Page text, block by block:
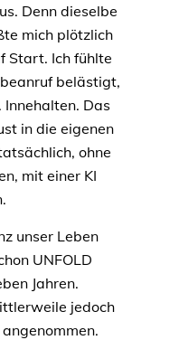
Denn dieselbe
mich plötzlich
Start. Ich fühlte
belästigt,
Das
in die eigenen
ohne
mit einer KI
unser Leben
UNFOLD
Jahren.
jedoch